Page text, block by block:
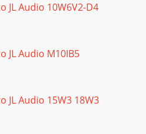
Audio 10W6V2-D4
JL Audio M10IB5
Audio 15W3 18W3